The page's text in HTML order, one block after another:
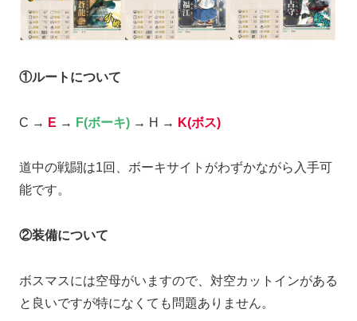
①ルートについて
C → E → F(ボーキ) → H → K(ボス)
道中の戦闘は1回、ボーキサイトがわずかながら入手可
能です。
②装備について
ボスマスには空母がいますので、対空カットインがある
と良いですが特になくても問題ありません。